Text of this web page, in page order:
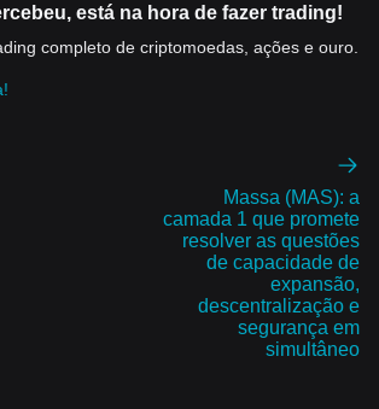
está na hora de fazer trading!
completo de criptomoedas, ações e ouro.
Massa (MAS): a
camada 1 que promete
resolver as questões
de capacidade de
expansão,
descentralização e
segurança em
simultâneo